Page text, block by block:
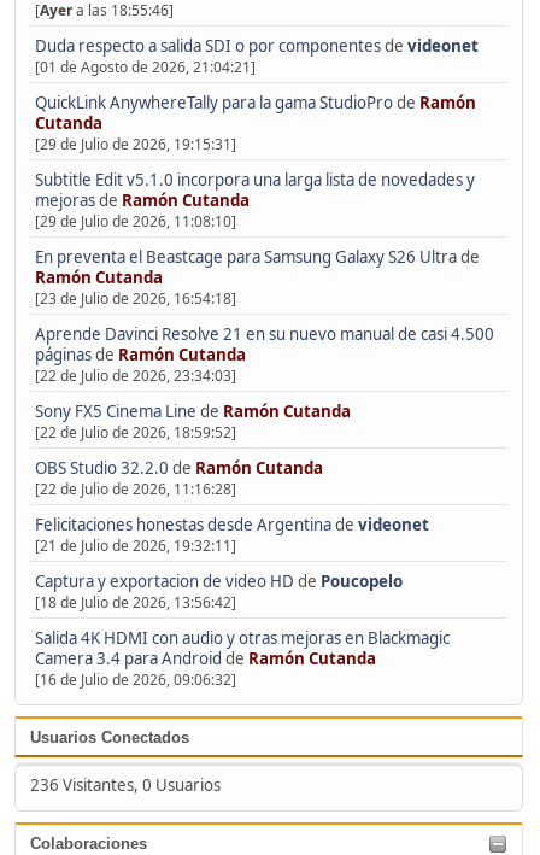
[Ayera las 18:55:46]
Duda respecto a salida SDI o por componentesde videonet
[01 de Agosto de 2026, 21:04:21]
QuickLink AnywhereTally para la gama StudioProde Ramón
Cutanda
[29 de Julio de 2026, 19:15:31]
Subtitle Edit v5.1.0 incorpora una larga lista de novedades y
mejorasde Ramón Cutanda
[29 de Julio de 2026, 11:08:10]
En preventa el Beastcage para Samsung Galaxy S26 Ultrade
Ramón Cutanda
[23 de Julio de 2026, 16:54:18]
Aprende Davinci Resolve 21 en su nuevo manual de casi 4.500
páginasde Ramón Cutanda
[22 de Julio de 2026, 23:34:03]
Sony FX5 Cinema Line de Ramón Cutanda
[22 de Julio de 2026, 18:59:52]
OBS Studio 32.2.0 de Ramón Cutanda
[22 de Julio de 2026, 11:16:28]
Felicitaciones honestas desde Argentinade videonet
[21 de Julio de 2026, 19:32:11]
Captura y exportacion de video HD de Poucopelo
[18 de Julio de 2026, 13:56:42]
Salida 4K HDMI con audio y otras mejoras en Blackmagic
Camera 3.4 para Android de Ramón Cutanda
[16 de Julio de 2026, 09:06:32]
Usuarios Conectados
236 Visitantes, 0 Usuarios
Colaboraciones